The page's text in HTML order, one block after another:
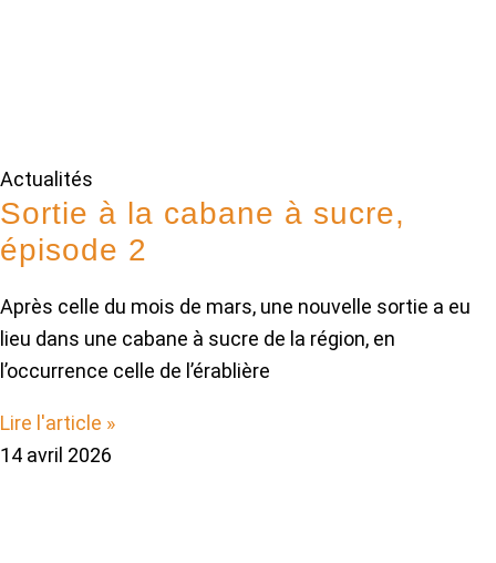
Actualités
Sortie à la cabane à sucre,
épisode 2
Après celle du mois de mars, une nouvelle sortie a eu
lieu dans une cabane à sucre de la région, en
l’occurrence celle de l’érablière
Lire l'article »
14 avril 2026